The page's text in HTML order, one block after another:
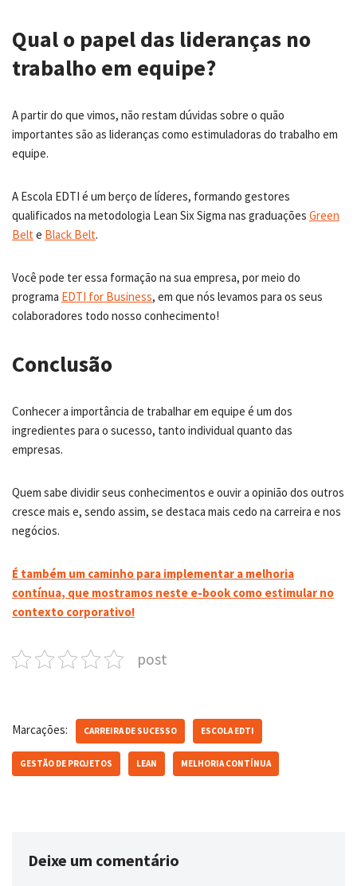
Qual o papel das lideranças no
trabalho em equipe?
A partir do que vimos, não restam dúvidas sobre o quão
importantes são as lideranças como estimuladoras do trabalho em
equipe.
A Escola EDTI é um berço de líderes, formando gestores
qualificados na metodologia Lean Six Sigma nas graduações Green
Belte Black Belt.
Você pode ter essa formação na sua empresa, por meio do
programa EDTI for Business, em que nós levamos para os seus
colaboradores todo nosso conhecimento!
Conclusão
Conhecer a importância de trabalhar em equipe é um dos
ingredientes para o sucesso, tanto individual quanto das
empresas.
Quem sabe dividir seus conhecimentos e ouvir a opinião dos outros
cresce mais e, sendo assim, se destaca mais cedo na carreira e nos
negócios.
É também um caminho para implementar a melhoria
contínua, que mostramos neste e-book como estimular no
contexto corporativo!
post
Marcações: CARREIRA DE SUCESSO ESCOLA EDTI
GESTÃO DE PROJETOS LEAN MELHORIA CONTÍNUA
Deixe um comentário